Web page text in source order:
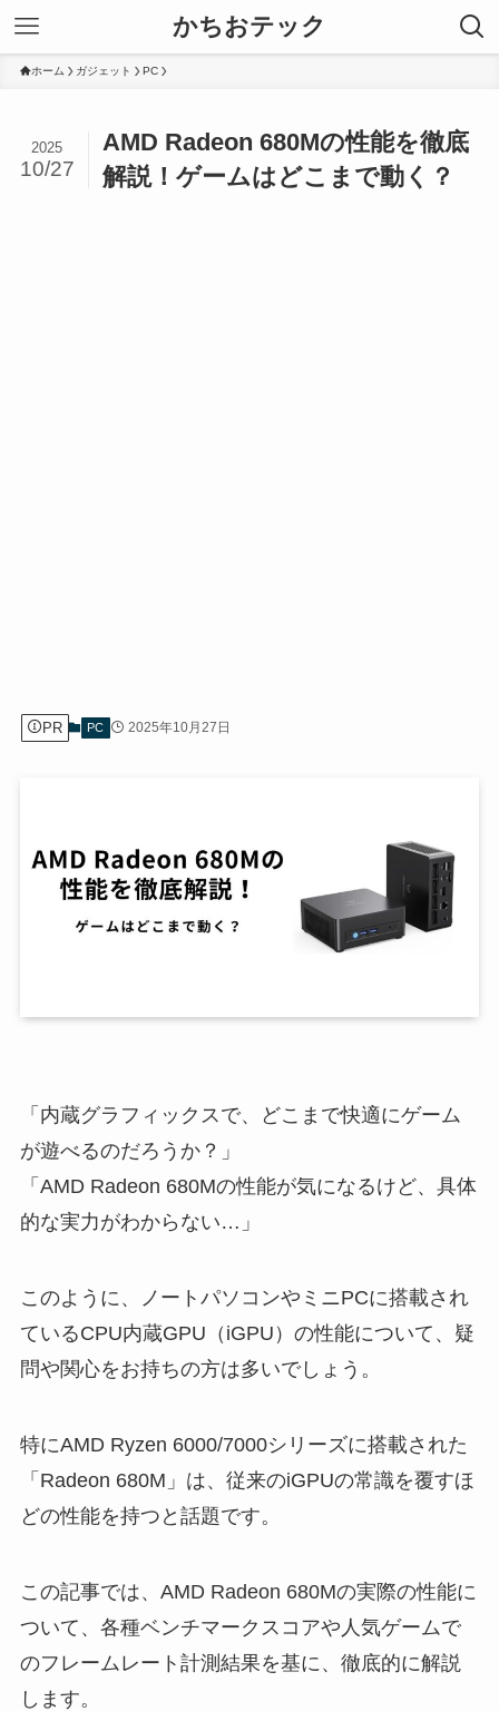
かちおテック
ホーム ガジェット PC
AMD Radeon 680Mの性能を徹底
解説！ゲームはどこまで動く？
2025
10/27
PR PC 2025年10月27日
「内蔵グラフィックスで、どこまで快適にゲーム
が遊べるのだろうか？」
「AMD Radeon 680Mの性能が気になるけど、具体
的な実力がわからない…」
このように、ノートパソコンやミニPCに搭載され
ているCPU内蔵GPU（iGPU）の性能について、疑
問や関心をお持ちの方は多いでしょう。
特にAMD Ryzen 6000/7000シリーズに搭載された
「Radeon 680M」は、従来のiGPUの常識を覆すほ
どの性能を持つと話題です。
この記事では、AMD Radeon 680Mの実際の性能に
ついて、各種ベンチマークスコアや人気ゲームで
のフレームレート計測結果を基に、徹底的に解説
します。